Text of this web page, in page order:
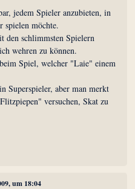
jedem Spieler anzubieten, in
spielen möchte.
den schlimmsten Spielern
wehren zu können.
Spiel, welcher "Laie" einem
Superspieler, aber man merkt
versuchen, Skat zu
um 18:04